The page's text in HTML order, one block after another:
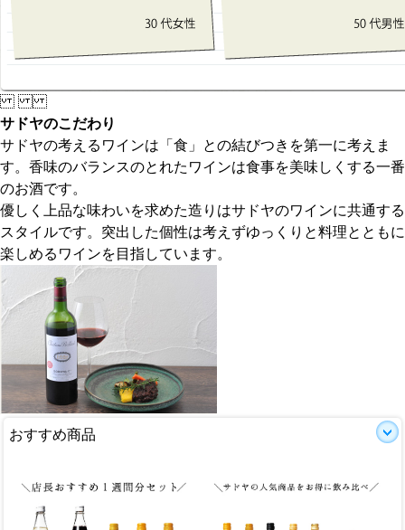
サドヤのこだわり
サドヤの考えるワインは「食」との結びつきを第一に考えま
す。香味のバランスのとれたワインは食事を美味しくする一番
のお酒です。
優しく上品な味わいを求めた造りはサドヤのワインに共通する
スタイルです。突出した個性は考えずゆっくりと料理とともに
楽しめるワインを目指しています。
おすすめ商品